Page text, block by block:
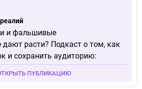
и фальшивые
расти? Подкаст о том, как
и сохранить аудиторию:
ПУБЛИКАЦИЮ